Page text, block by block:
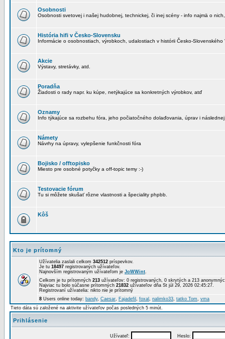
Osobnosti
Osobnosti svetovej i našej hudobnej, technickej, či inej scény - info najmä o
História hifi v Česko-Slovensku
Informácie o osobnostiach, výrobkoch, udalostiach v histórii Česko-Slovenského
Akcie
Výstavy, stretávky, atd.
Poradňa
Žiadosti o rady napr. ku kúpe, netýkajúce sa konkretných výrobkov, atď
Oznamy
Info týkajúce sa rozbehu fóra, jeho počiatočného dolaďovania, úprav i
Námety
Návrhy na úpravy, vylepšenie funkčnosti fóra
Bojisko / offtopisko
Miesto pre osobné potyčky a off-topic temy :-)
Testovacie fórum
Tu si môžete skušať rôzne vlastnosti a špeciality phpbb.
Kôš
Kto je prítomný
Užívatelia zaslali celkom 342512 príspevkov.
Je tu 18497 registrovaných užívateľov.
Najnovším registrovaným užívateľom je JoWWint.
Celkom je tu prítomných 213 užívateľov: 0 registrovaných, 0 skrytých a 213
Najviac tu bolo súčasne prítomných 21832 užívateľov dňa St júl 29, 2026 02:45:27.
Registrovaní užívatelia: nikto nie je prítomný
8 Users online today: bandy, Caesar, Fajadefil , foxal , nalimko33, tatko Tom, vma
Tieto dáta sú založené na aktivite užívateľov počas posledných 5 minút.
Prihlásenie
Užívateľ: Heslo: